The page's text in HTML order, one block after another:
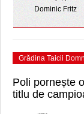
Dominic Fritz
Grădina Taicii
Poli pornește
titlu de